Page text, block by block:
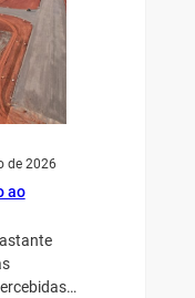
de 2026
ao